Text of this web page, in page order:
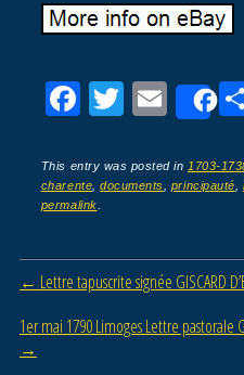
F
c
e
o
k
T
tt
er
E
ail
This entry was posted in 1703-
charente ,documents principauté
permalink
Post navigation
← Lettre tapuscrite signée GISCARD
1er mai 1790 Limoges Lettre
→